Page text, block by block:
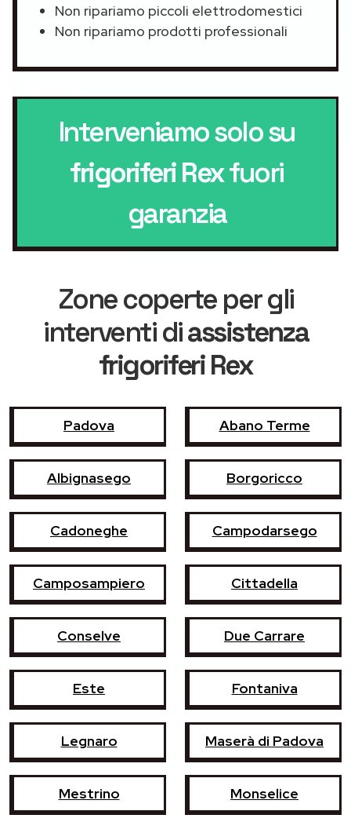
Non ripariamo piccoli elettrodomestici
Non ripariamo prodotti professionali
Interveniamo solo su
frigoriferi Rexfuori
garanzia
Zone coperte per gli
interventi diassistenza
frigoriferi Rex
Padova Abano Terme
Albignasego Borgoricco
Cadoneghe Campodarsego
Camposampiero Cittadella
Conselve Due Carrare
Este Fontaniva
Legnaro Maserà di Padova
Mestrino Monselice